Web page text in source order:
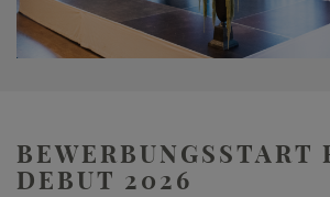
BEWERBUNGSSTART
DEBUT 2026